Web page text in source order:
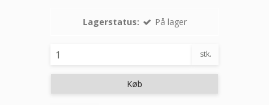
Lagerstatus: På lager
stk.
Køb